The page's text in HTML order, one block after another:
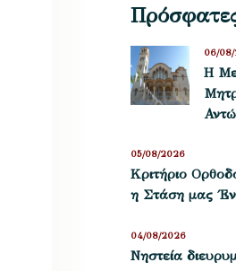
Η
06/
Kριτήριο
η Στάση μας
05/08/2026
Νηστεία
04/08/2026